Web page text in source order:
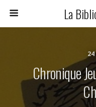
La
Chronique